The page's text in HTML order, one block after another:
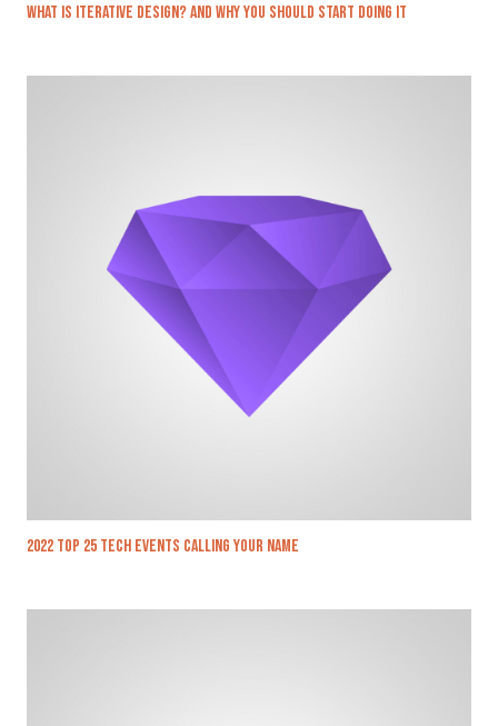
What is iterative design? And why you should start doing it
2022 top 25 tech events calling your name